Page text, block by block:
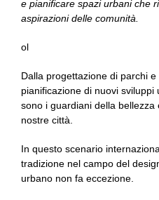
e pianificare spazi urbani che
aspirazioni delle comunità.
ol
Dalla progettazione di parchi
pianificazione di nuovi
sono i guardiani della
nostre città.
In questo scenario
tradizione nel campo del
urbano non fa eccezione.